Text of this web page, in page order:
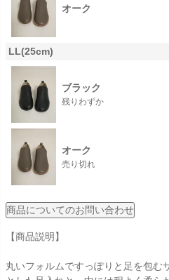
オーク
LL(25cm)
ブラック
残りわずか
オーク
売り切れ
商品についてのお問い合わせ
【商品説明】
丸いフォルムですっぽりと足を包む